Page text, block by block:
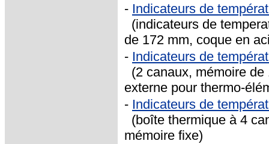
- Indicateurs de
(indicateurs de
de 172 mm, coque en
- Indicateurs de
(2 canaux, mémoire
externe pour thermo-
- Indicateurs de
(boîte thermique à 4
mémoire fixe)